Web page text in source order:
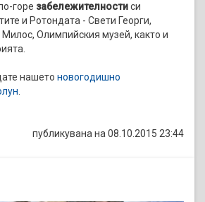
горе забележителностиси
и Ротондата - Свети Георги,
Олимпийския музей, както и
нашето новогодишно
публикувана на 08.10.2015 23:44